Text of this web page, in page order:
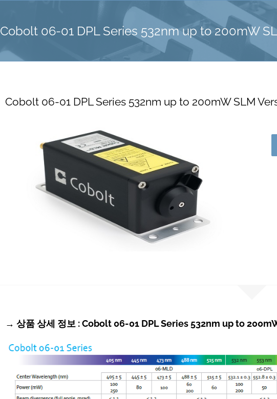
Cobolt 06-01 DPL Series 532nm up to 200mW
Cobolt 06-01 DPL Series 532nm up to 200mW SLM
→ 상품 상세 정보 : Cobolt 06-01 DPL Series 532nm up to